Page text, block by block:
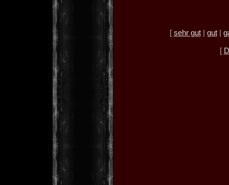
[ sehr gut| gut|
[